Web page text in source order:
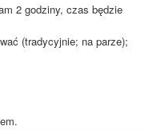
2 godziny, czas będzie
(tradycyjnie; na parze);